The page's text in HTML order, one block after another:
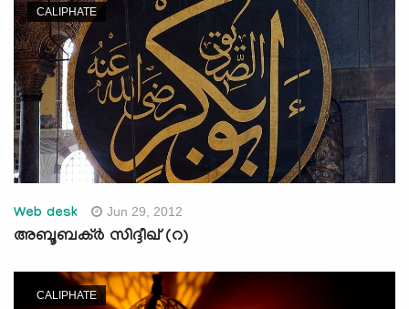
CALIPHATE
Web desk Jun 29, 2012
അബൂബക്ര്‍ സിദ്ദീഖ് (റ)
CALIPHATE